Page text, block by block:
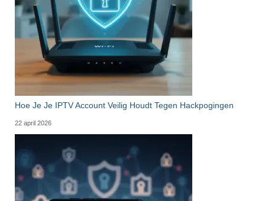
Hoe Je Je IPTV Account Veilig Houdt Tegen Hackpogingen
22 april 2026